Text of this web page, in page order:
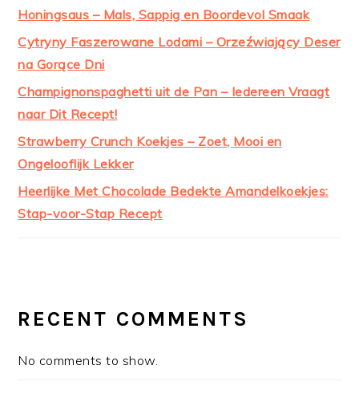
Honingsaus – Mals, Sappig en Boordevol Smaak
Cytryny Faszerowane Lodami – Orzeźwiający Deser
na Gorące Dni
Champignonspaghetti uit de Pan – Iedereen Vraagt
naar Dit Recept!
Strawberry Crunch Koekjes – Zoet, Mooi en
Ongelooflijk Lekker
Heerlijke Met Chocolade Bedekte Amandelkoekjes:
Stap-voor-Stap Recept
RECENT COMMENTS
No comments to show.